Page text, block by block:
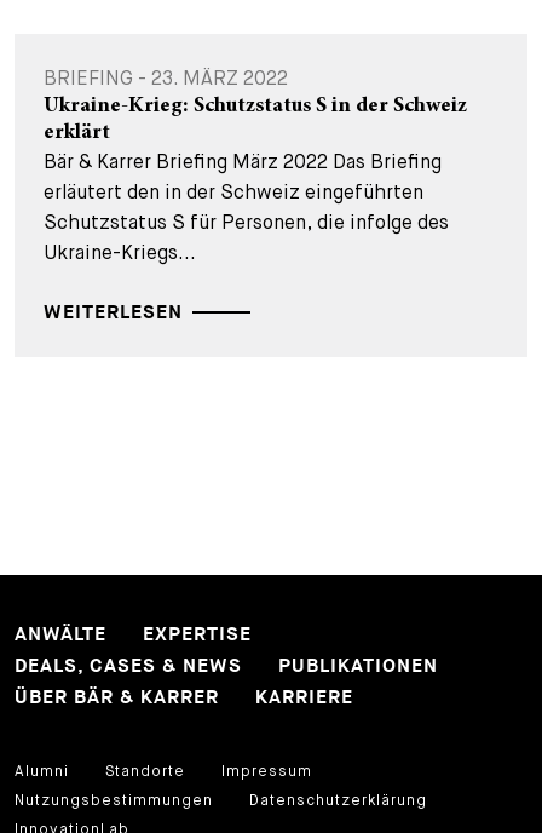
BRIEFING - 23. MÄRZ 2022
Ukraine-Krieg: Schutzstatus S in der Schweiz
erklärt
Bär & Karrer Briefing März 2022 Das Briefing
erläutert den in der Schweiz eingeführten
Schutzstatus S für Personen, die infolge des
Ukraine-Kriegs...
WEITERLESEN
ANWÄLTE
EXPERTISE
DEALS, CASES & NEWS
PUBLIKATIONEN
ÜBER BÄR & KARRER
KARRIERE
Alumni Standorte
Impressum
Nutzungsbestimmungen
Datenschutzerklärung
InnovationLab